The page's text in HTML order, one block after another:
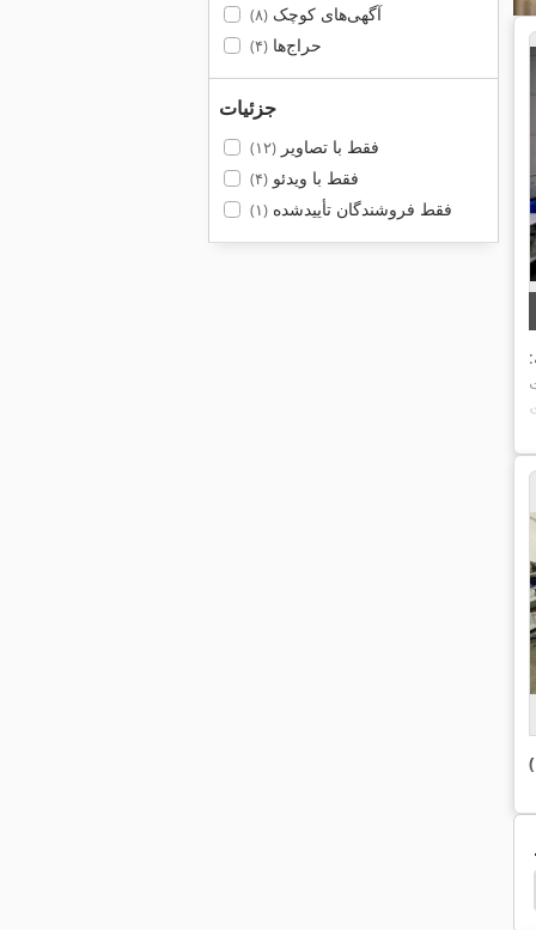
آگهی‌های کوچک(۸)
حراج‌ها(۴)
جزئیات
فقط با تصاویر(۱۲)
فقط با ویدئو(۴)
فقط فروشندگان تأییدشده(۱)